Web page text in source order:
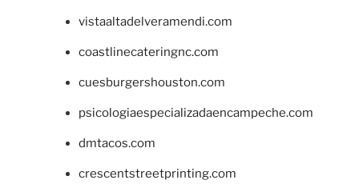
vistaaltadelveramendi.com
coastlinecateringnc.com
cuesburgershouston.com
psicologiaespecializadaencampeche.com
dmtacos.com
crescentstreetprinting.com